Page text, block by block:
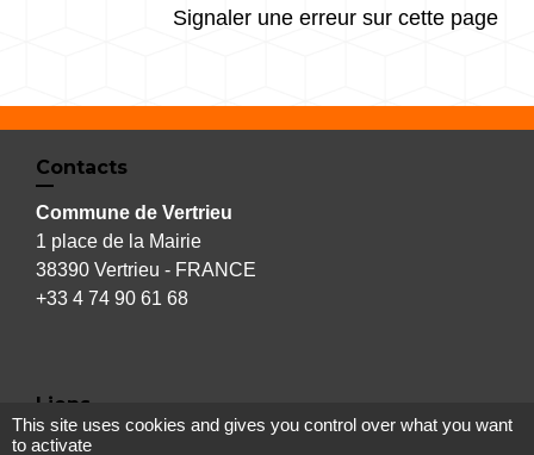
Signaler une erreur sur cette page
Contacts
Commune de Vertrieu
1 place de la Mairie
38390 Vertrieu - FRANCE
+33 4 74 90 61 68
Liens
This site uses cookies and gives you control over what you want
to activate